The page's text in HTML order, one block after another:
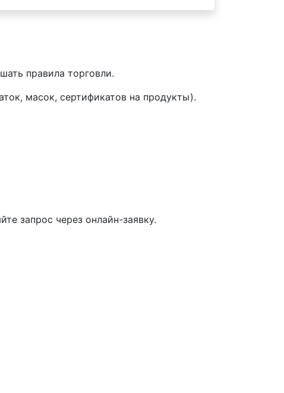
правила торговли.
масок, сертификатов на продукты).
запрос через онлайн-заявку.